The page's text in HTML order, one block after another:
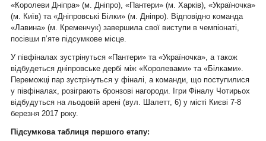
«Королеви Дніпра» (м. Дніпро), «Пантери» (м. Харків), «Україночка»
(м. Київ) та «Дніпровські Білки» (м. Дніпро). Відповідно команда
«Лавина» (м. Кременчук) завершила свої виступи в чемпіонаті,
посівши п’яте підсумкове місце.
У півфіналах зустрінуться «Пантери» та «Україночка», а також
відбудеться дніпровське дербі між «Королевами» та «Білками».
Переможці пар зустрінуться у фіналі, а команди, що поступилися
у півфіналах, розіграють бронзові нагороди. Ігри Фіналу Чотирьох
відбудуться на льодовій арені (вул. Шалетт, 6) у місті Києві 7-8
березня 2017 року.
Підсумкова таблиця першого етапу: